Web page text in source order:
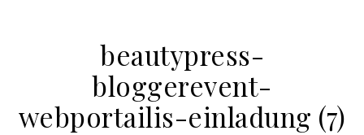
beautypress-
bloggerevent-
webportailis-einladung (7)